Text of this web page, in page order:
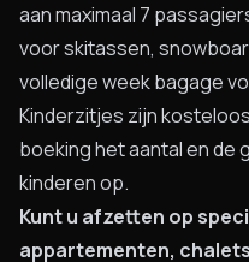
aan maximaal 7
voor skitassen,
volledige week bagage
Kinderzitjes zijn
boeking het aantal en de
kinderen op.
Kunt u afzetten op
appartementen,